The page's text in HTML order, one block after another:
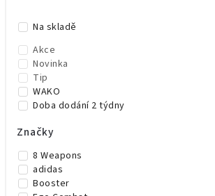
Abecedně
Na skladě
Akce
Novinka
Tip
WAKO
Doba dodání 2 týdny
Značky
8 Weapons
adidas
Booster